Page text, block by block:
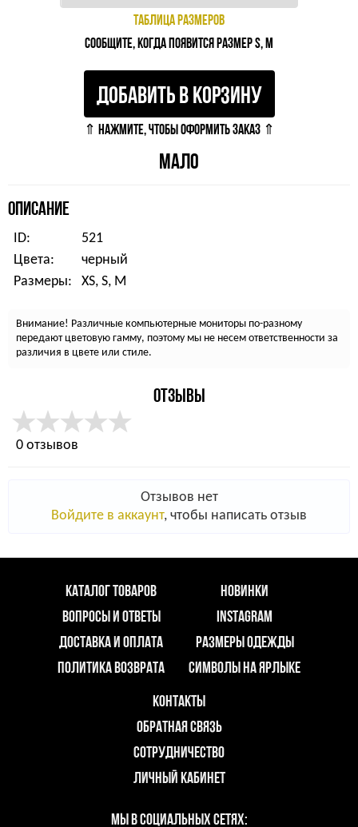
ТАБЛИЦА РАЗМЕРОВ
СООБЩИТЕ, КОГДА ПОЯВИТСЯ РАЗМЕР S, M
ДОБАВИТЬ В КОРЗИНУ
⇑ НАЖМИТЕ, ЧТОБЫ ОФОРМИТЬ ЗАКАЗ ⇑
МАЛО
ОПИСАНИЕ
ID:
521
Цвета:
черный
Размеры:
XS, S, M
Внимание! Различные компьютерные мониторы по-разному
передают цветовую гамму, поэтому мы не несем ответственности за
различия в цвете или стиле.
ОТЗЫВЫ
0 отзывов
Отзывов нет
Войдите в аккаунт, чтобы написать отзыв
КАТАЛОГ ТОВАРОВ
ВОПРОСЫ И ОТВЕТЫ
ДОСТАВКА И ОПЛАТА
ПОЛИТИКА ВОЗВРАТА
НОВИНКИ
INSTAGRAM
РАЗМЕРЫ ОДЕЖДЫ
СИМВОЛЫ НА ЯРЛЫКЕ
КОНТАКТЫ
ОБРАТНАЯ СВЯЗЬ
СОТРУДНИЧЕСТВО
ЛИЧНЫЙ КАБИНЕТ
МЫ В СОЦИАЛЬНЫХ СЕТЯХ: